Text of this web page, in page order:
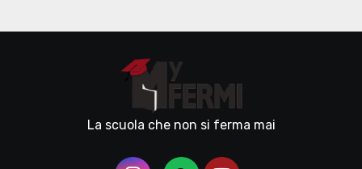
La scuola che non si ferma mai